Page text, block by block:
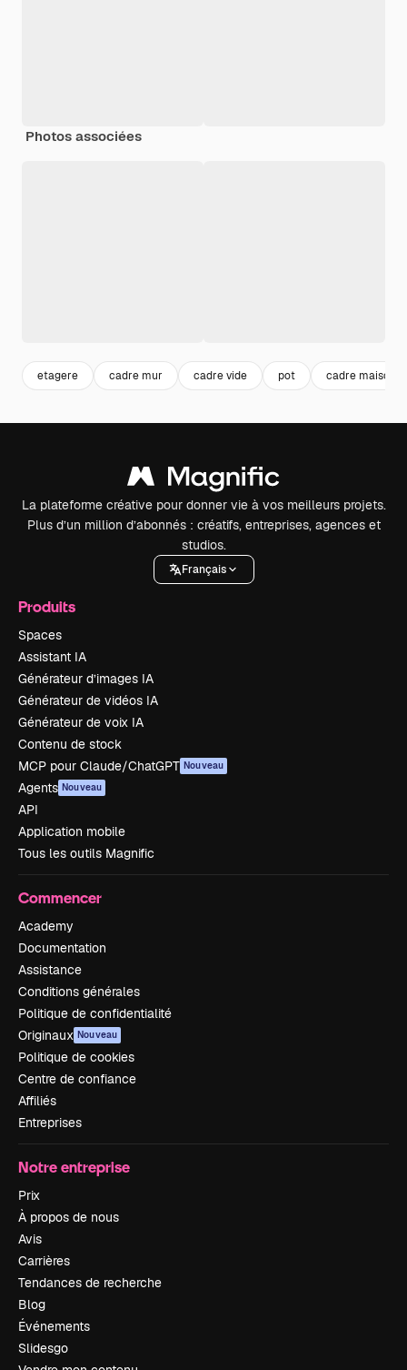
Photos associées
etagere cadre mur cadre vide pot cadre maison
La plateforme créative pour donner vie à vos meilleurs projets.
Plus d’un million d’abonnés : créatifs, entreprises, agences et
studios.
Français
Produits
Spaces
Assistant IA
Générateur d’images IA
Générateur de vidéos IA
Générateur de voix IA
Contenu de stock
MCP pour Claude/ChatGPT Nouveau
Agents Nouveau
API
Application mobile
Tous les outils Magnific
Commencer
Academy
Documentation
Assistance
Conditions générales
Politique de confidentialité
Originaux Nouveau
Politique de cookies
Centre de confiance
Affiliés
Entreprises
Notre entreprise
Prix
À propos de nous
Avis
Carrières
Tendances de recherche
Blog
Événements
Slidesgo